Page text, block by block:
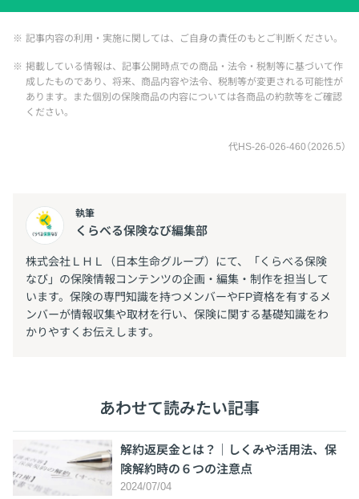
※ 記事内容の利用・実施に関しては、ご自身の責任のもとご判断ください。
※ 掲載している情報は、記事公開時点での商品・法令・税制等に基づいて作
成したものであり、将来、商品内容や法令、税制等が変更される可能性が
あります。また個別の保険商品の内容については各商品の約款等をご確認
ください。
代HS-26-026-460（2026.5）
執筆
くらべる保険なび編集部
株式会社ＬＨＬ（日本生命グループ）にて、「くらべる保険
なび」の保険情報コンテンツの企画・編集・制作を担当して
います。保険の専門知識を持つメンバーやFP資格を有するメ
ンバーが情報収集や取材を行い、保険に関する基礎知識をわ
かりやすくお伝えします。
あわせて読みたい記事
解約返戻金とは？｜しくみや活用法、保
険解約時の６つの注意点
2024/07/04